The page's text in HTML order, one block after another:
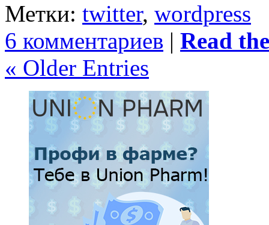
Метки: twitter, wordpress
6 комментариев | Read
« Older Entries